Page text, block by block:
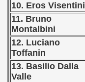
10. Eros Visentini
11. Bruno
Montalbini
12. Luciano
Toffanin
13. Basilio Dalla
Valle
- 2000
- 2001
- 2002
- 2003